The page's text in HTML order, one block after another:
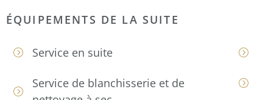
ÉQUIPEMENTS DE LA SUITE
Service en suite
Service de blanchisserie et de